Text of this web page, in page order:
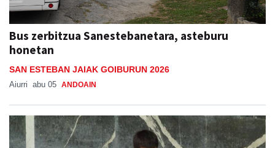
Bus zerbitzua Sanestebanetara, asteburu
honetan
SAN ESTEBAN JAIAK GOIBURUN 2026
Aiurri abu 05 ANDOAIN